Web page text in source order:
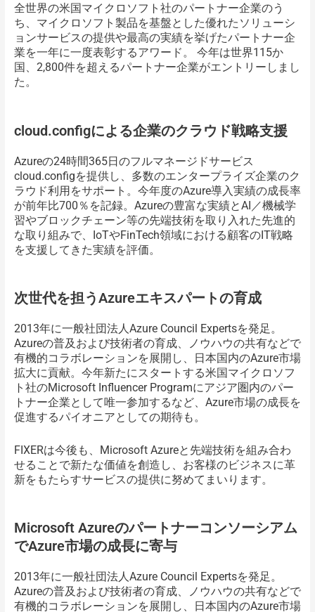
全世界の米国マイクロソフト社のパートナー企業のう
ち、マイクロソフト製品を基盤とした優れたソリューシ
ョンサービスの提供や最高の実績を挙げたパートナー企
業を一年に一度表彰するアワード。 今年は世界115か
国、2,800件を超えるパートナー企業がエントリーしまし
た。
cloud.configによる企業のクラウド戦略支援
Azureの24時間365日のフルマネージドサービス
cloud.configを提供し、多数のエンタープライズ企業のク
ラウド利用をサポート。今年度のAzure導入実績の成長率
が前年比700％を記録。Azureの豊富な実績とAI／機械学
習やブロックチェーン等の先端技術を取り入れた先進的
な取り組みで、IoTやFinTech領域における顧客のIT戦略
を支援してきた実績を評価。
次世代を担うAzureエキスパートの育成
2013年に一般社団法人Azure Council Expertsを発足。
Azureの普及および技術者の育成、ノウハウの共有などで
有機的コラボレーションを展開し、日本国内のAzure市場
拡大に貢献。今年新たにスタートする米国マイクロソフ
ト社のMicrosoft Influencer Programにアジア圏内のパー
トナー企業として唯一参加するなど、Azure市場の成長を
促進するパイオニアとしての期待も。
FIXERは今後も、Microsoft Azureと先端技術を組み合わ
せることで新たな価値を創造し、お客様のビジネスに革
新をもたらすサービスの提供に努めてまいります。
Microsoft Azureのパートナーコンソーシアム
でAzure市場の成長に寄与
2013年に一般社団法人Azure Council Expertsを発足。
Azureの普及および技術者の育成、ノウハウの共有などで
有機的コラボレーションを展開し、日本国内のAzure市場